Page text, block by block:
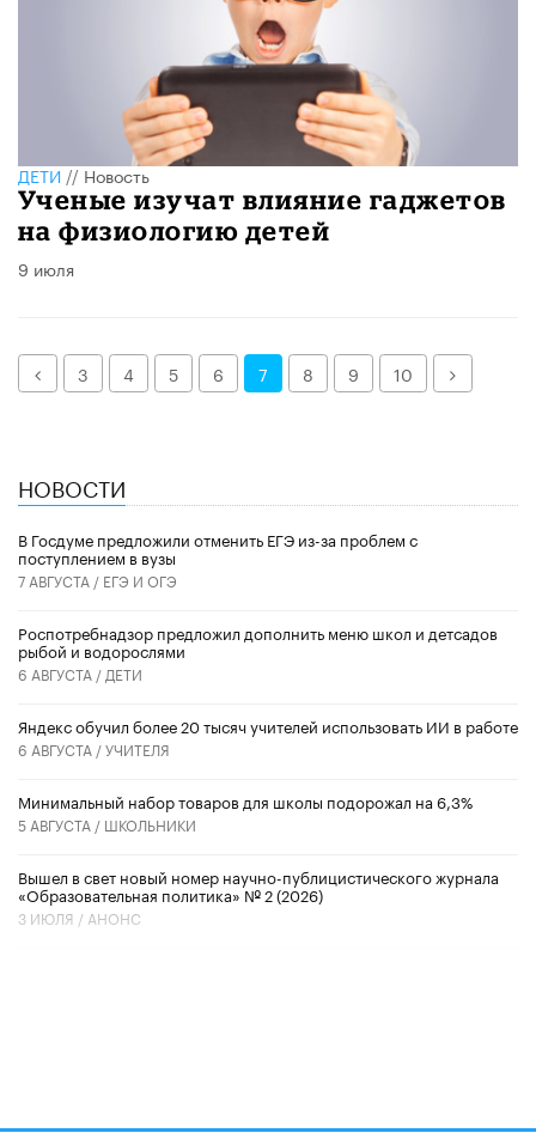
ДЕТИ//Новость
Ученые изучат влияние гаджетов
на физиологию детей
9 июля
Назад
3 4 5 6 7 8 9 10 Далее
НОВОСТИ
В Госдуме предложили отменить ЕГЭ из-за проблем с
поступлением в вузы
7 АВГУСТА / ЕГЭ И ОГЭ
Роспотребнадзор предложил дополнить меню школ и детсадов
рыбой и водорослями
6 АВГУСТА / ДЕТИ
​Яндекс обучил более 20 тысяч учителей использовать ИИ в работе
6 АВГУСТА /УЧИТЕЛЯ
Минимальный набор товаров для школы подорожал на 6,3%
5 АВГУСТА / ШКОЛЬНИКИ
Вышел в свет новый номер научно-публицистического журнала
«Образовательная политика» № 2 (2026)
3 ИЮЛЯ / АНОНС